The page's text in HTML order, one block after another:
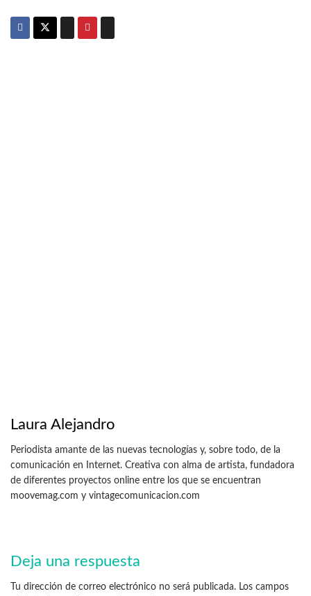
Laura Alejandro
Periodista amante de las nuevas tecnologías y, sobre todo, de la
comunicación en Internet. Creativa con alma de artista, fundadora
de diferentes proyectos online entre los que se encuentran
moovemag.com y vintagecomunicacion.com
Deja una respuesta
Tu dirección de correo electrónico no será publicada. Los campos